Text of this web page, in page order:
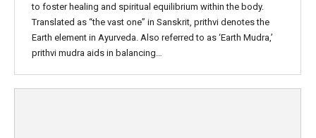
to foster healing and spiritual equilibrium within the body.
Translated as “the vast one” in Sanskrit, prithvi denotes the
Earth element in Ayurveda. Also referred to as ‘Earth Mudra,’
prithvi mudra aids in balancing…